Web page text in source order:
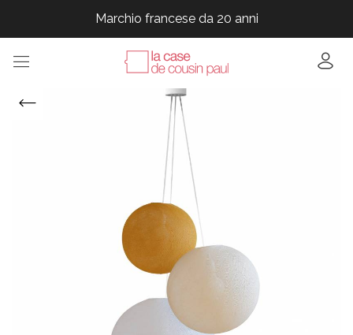
Marchio francese da 20 anni
Marchio francese da 20 anni
Marchio francese da 20 anni